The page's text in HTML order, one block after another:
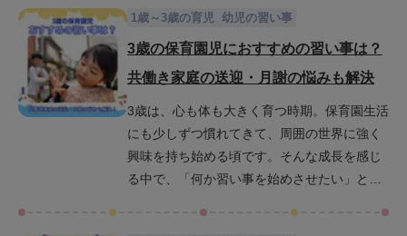
れる自然な姿です。しかし、習い事に通わせ
たいと考えているママ、パパにとっては「落
できるのか？」と悩んでしまいます。この記
事では、そんなエネルギーあふれる3歳の子ど
もたちが楽しみながら集中力や自己コントロ
ール力の芽を育てられるような習い事を8つ厳
選してご紹介します。加えて、子どもに合っ
1歳～3歳の育児 幼児の習い事
3歳の保育園児におすすめの習い事は？
共働き家庭の送迎・月謝の悩みも解決
3歳は、心も体も大きく育つ時期。保育園生活
にも少しずつ慣れてきて、周囲の世界に強く
興味を持ち始める頃です。そんな成長を感じ
る中で、「何か習い事を始めさせたい」と考